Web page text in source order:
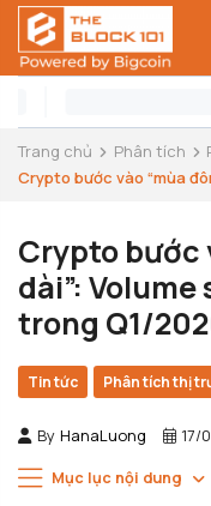
Trang chủ Phân tích
Crypto bước vào “mùa
Crypto bước
dài”: Volume
trong Q1/
Tin tức Phân tích thị
By HanaLuong 17/
Mục lục nội dung